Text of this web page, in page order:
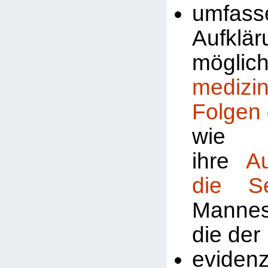
Folgen
ihre
die
die der